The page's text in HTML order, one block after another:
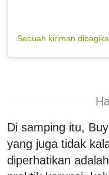
Di samping itu,
yang juga tidak
diperhatikan